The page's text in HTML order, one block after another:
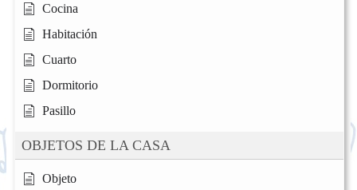
Cocina
Habitación
Cuarto
Dormitorio
Pasillo
OBJETOS DE LA CASA
Objeto